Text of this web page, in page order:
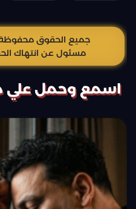
جميع الحقوق محفوظة
مسئول عن انتهاك
اسمع وحمل علي